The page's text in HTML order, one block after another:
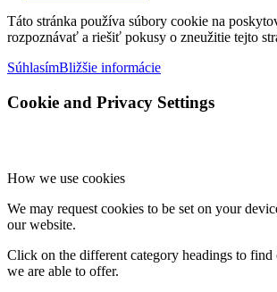
Táto stránka používa súbory cookie na
rozpoznávať a riešiť pokusy o zneužitie tejto
SúhlasímBližšie informácie
Cookie and Privacy Settings
How we use cookies
We may request cookies to be set on your
our website.
Click on the different category headings to find
we are able to offer.